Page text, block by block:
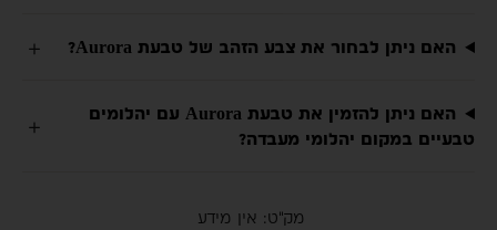
האם ניתן לבחור את צבע הזהב של טבעת Aurora?
האם ניתן להזמין את טבעת Aurora עם יהלומים
טבעיים במקום יהלומי מעבדה?
מק"ט: אין מידע